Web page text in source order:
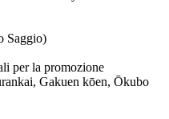
Saggio)
per la promozione
Gakuen kōen, Ōkubo